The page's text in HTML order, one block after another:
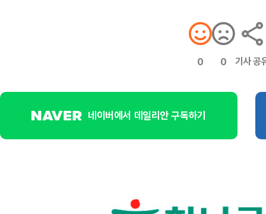
0 0 기사 공
네이버에서 데일리안 구독하기